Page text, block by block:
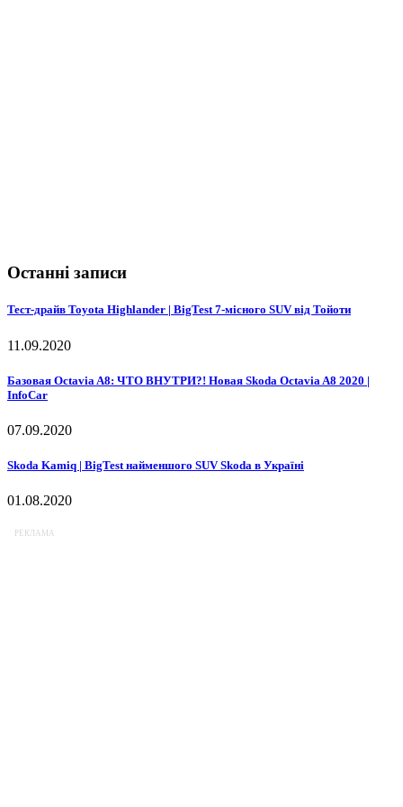
Останні записи
Тест-драйв Toyota Highlander | BigTest 7-місного SUV від Тойоти
11.09.2020
Базовая Octavia A8: ЧТО ВНУТРИ?! Новая Skoda Octavia A8 2020 |
InfoCar
07.09.2020
Skoda Kamiq | BigTest найменшого SUV Skoda в Україні
01.08.2020
РЕКЛАМА